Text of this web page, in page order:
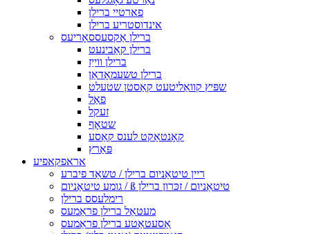
פארטיי ברילן
אינדוסטריע ברילן
ברילן אַקסעססאָריעס
ברילן קאַבינעט
ברילן ווייַז
ברילן טשעמאָדאַן
שפּיץ קוואַליטעט קאַסטן שטעלט
פאַל
זעקל
שטאָף
קאָנטאַקט לענס קאַסע
פּאַרץ
אראפקאפיע
ריין טיטאַניום ברילן / טשאַד פיברע
גומע טיטאַניום / ß טיטאַניום / זכּרון ברילן
רימלעסס ברילן
מעטאַל ברילן פראַמעס
אַסעטאַטע ברילן פראַמעס